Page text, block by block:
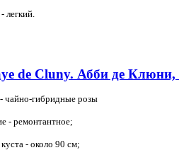
легкий.
de Cluny. Абби де
чайно-гибридные розы
- ремонтантное;
- около 90 см;